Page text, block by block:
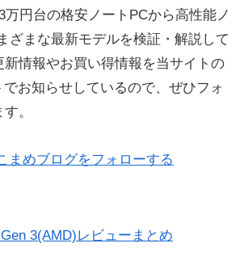
万円台の格安ノートPCから高性能ノ
ざまな最新モデルを検証・解説して
新情報やお買い得情報を当サイトの
お知らせしているので、ぜひフォ
。
まめブログをフォローする
3(AMD)レビューまとめ